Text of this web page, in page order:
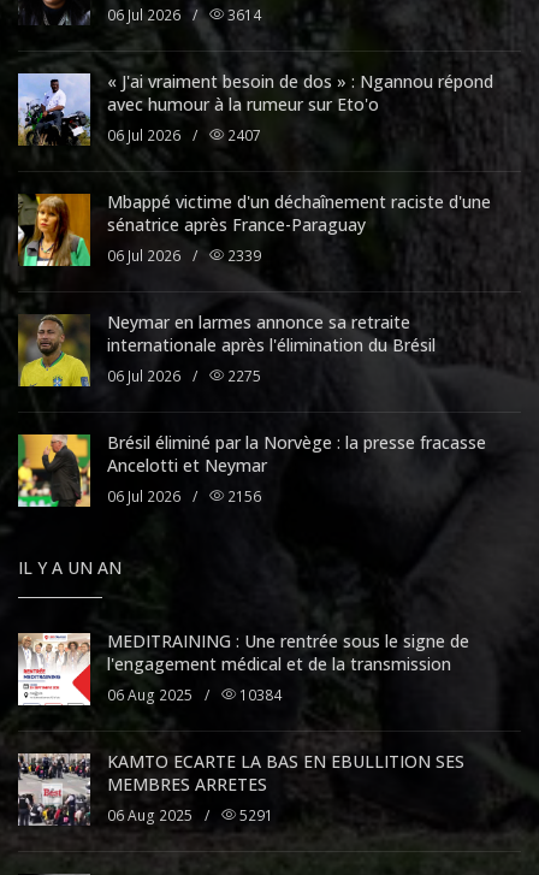
06 Jul 2026 / 3614
« J'ai vraiment besoin de dos » : Ngannou répond
avec humour à la rumeur sur Eto'o
06 Jul 2026 / 2407
Mbappé victime d'un déchaînement raciste d'une
sénatrice après France-Paraguay
06 Jul 2026 / 2339
Neymar en larmes annonce sa retraite
internationale après l'élimination du Brésil
06 Jul 2026 / 2275
Brésil éliminé par la Norvège : la presse fracasse
Ancelotti et Neymar
06 Jul 2026 / 2156
IL Y A UN AN
MEDITRAINING : Une rentrée sous le signe de
l'engagement médical et de la transmission
06 Aug 2025 / 10384
KAMTO ECARTE LA BAS EN EBULLITION SES
MEMBRES ARRETES
06 Aug 2025 / 5291